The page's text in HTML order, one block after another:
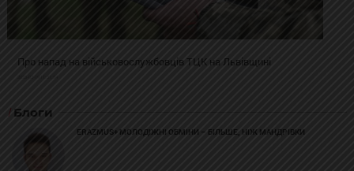
Про напад на військовослужбовців ТЦК на Львівщині
Блоги
ERAZMUS+ МОЛОДІЖНІ ОБМІНИ – БІЛЬШЕ, НІЖ МАНДРІВКИ